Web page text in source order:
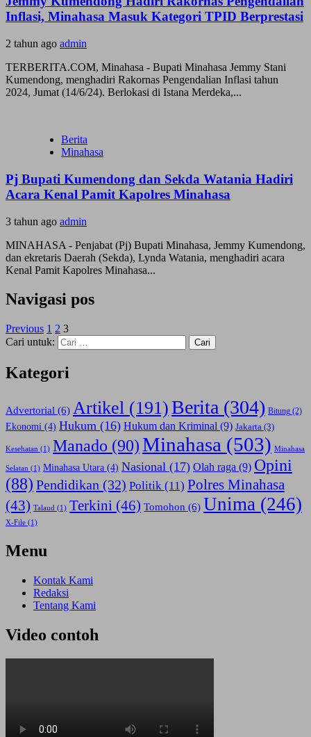
Inflasi, Minahasa Masuk Kategori TPID Berprestasi
2 tahun ago admin
TERBERITA.COM, Minahasa - Bupati Minahasa Jemmy Stani
Kumendong, menghadiri Rakornas Pengendalian Inflasi tahun
2024, Jumat (14/6/24). Berlokasi di Istana Merdeka,...
Berita
Minahasa
Pj Bupati Kumendong dan Sekda Watania Hadiri
Acara Kenal Pamit Kapolres Minahasa
3 tahun ago admin
MINAHASA - Penjabat (Pj) Bupati Minahasa, Jemmy Kumendong,
dan ekretaris Daerah (Sekda), Lynda Watania, menghadiri acara
Kenal Pamit Kapolres Minahasa...
Navigasi pos
Previous 1 2 3
Cari untuk:
Kategori
Advertorial (6) Artikel (191)Berita (304) Bitung (2)
Ekonomi (4) Hukum (16) Hukum dan Kriminal (9) Jakarta (3)
Kesehatan (1) Manado (90) Minahasa (503) Minahasa
Selatan (1) Minahasa Utara (4) Nasional (17) Olah raga (9) Opini
(88) Pendidikan (32) Politik (11) Polres Minahasa
(43) Talaud (1) Terkini (46) Tomohon (6) Unima (246)
X-File (1)
Menu
Kontak Kami
Redaksi
Tentang Kami
Video contoh